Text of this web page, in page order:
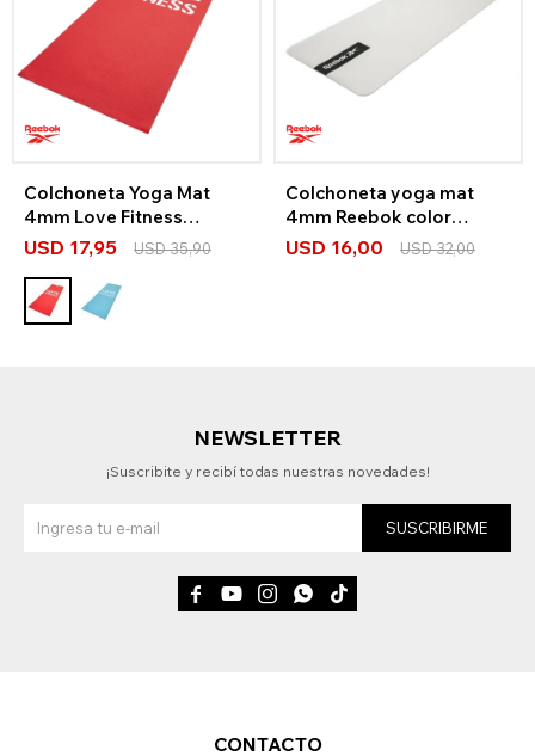
Colchoneta Yoga Mat
4mm Love Fitness
Reebok
USD 17,95 USD35,90
Colchoneta yoga mat
4mm Reebok color
blanco
USD 16,00 USD32,00
CONTACTO
NEWSLETTER
¡Suscribite y recibí todas nuestras novedades!
SUSCRIBIRME
    